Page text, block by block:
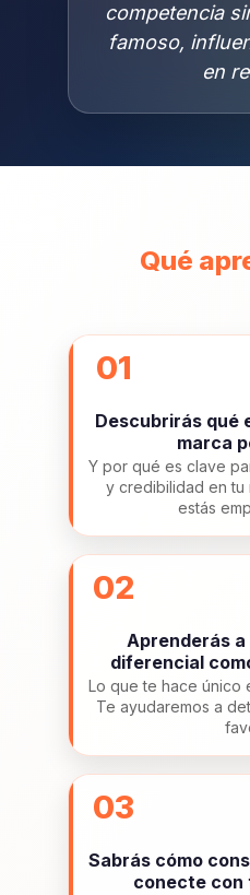
competencia
famoso,
en
Qué
01
Descubrirás qué
marca
Y por qué es clave
y credibilidad en tu
estás
02
Aprenderás
diferencial
Lo que te hace único
Te ayudaremos a
03
Sabrás cómo
conecte con